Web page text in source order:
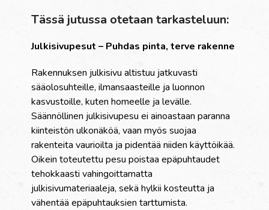
Tässä jutussa otetaan tarkasteluun:
Julkisivupesut – Puhdas pinta, terve rakenne
Rakennuksen julkisivu altistuu jatkuvasti
sääolosuhteille, ilmansaasteille ja luonnon
kasvustoille, kuten homeelle ja levälle.
Säännöllinen julkisivupesu ei ainoastaan paranna
kiinteistön ulkonäköä, vaan myös suojaa
rakenteita vaurioilta ja pidentää niiden käyttöikää.
Oikein toteutettu pesu poistaa epäpuhtaudet
tehokkaasti vahingoittamatta
julkisivumateriaaleja, sekä hylkii kosteutta ja
vähentää epäpuhtauksien tarttumista.